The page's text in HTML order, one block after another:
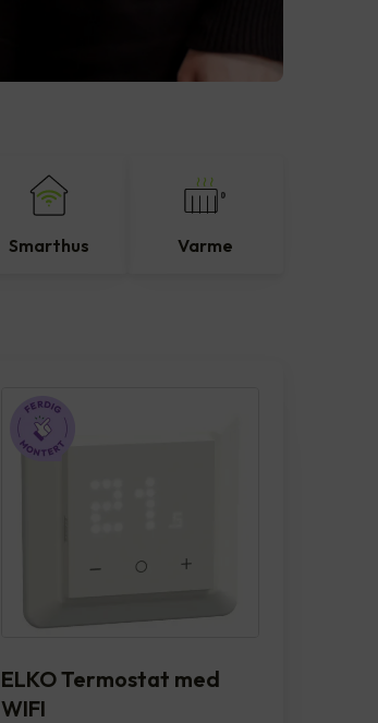
Smarthus Varme
ELKO Termostat med
WIFI